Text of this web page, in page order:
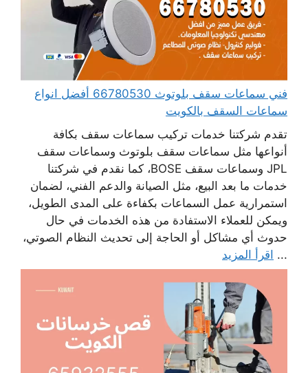
فني سماعات سقف بلوتوث 66780530 أفضل انواع
سماعات السقف بالكويت
تقدم شركتنا خدمات تركيب سماعات سقف بكافة
أنواعها مثل سماعات سقف بلوتوث وسماعات سقف
JPL وسماعات سقف BOSE، كما نقدم في شركتنا
خدمات ما بعد البيع، مثل الصيانة والدعم الفني، لضمان
استمرارية عمل السماعات بكفاءة على المدى الطويل،
ويمكن للعملاء الاستفادة من هذه الخدمات في حال
حدوث أي مشاكل أو الحاجة إلى تحديث النظام الصوتي،
... اقرأ المزيد